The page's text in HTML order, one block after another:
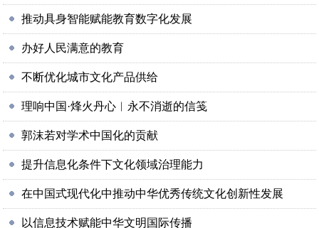
推动具身智能赋能教育数字化发展
办好人民满意的教育
不断优化城市文化产品供给
理响中国·烽火丹心︱永不消逝的信笺
郭沫若对学术中国化的贡献
提升信息化条件下文化领域治理能力
在中国式现代化中推动中华优秀传统文化创新性发展
以信息技术赋能中华文明国际传播